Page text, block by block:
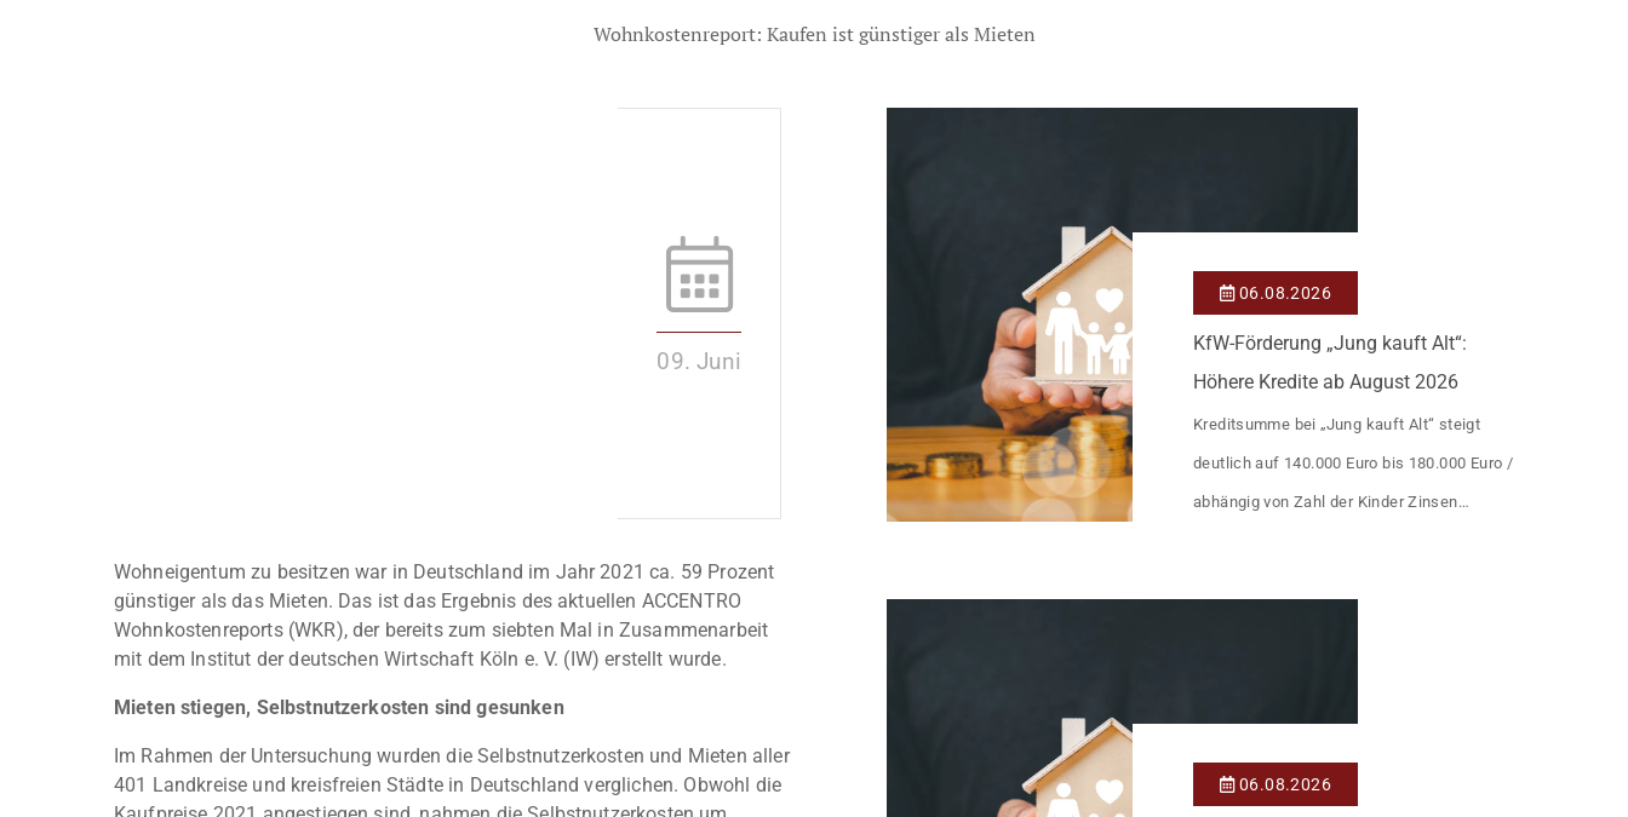
Wohnkostenreport: Kaufen ist günstiger als Mieten
09. Juni
Wohneigentum zu besitzen war in Deutschland im Jahr 2021 ca. 59 Prozent
günstiger als das Mieten. Das ist das Ergebnis des aktuellen ACCENTRO
Wohnkostenreports (WKR), der bereits zum siebten Mal in Zusammenarbeit
mit dem Institut der deutschen Wirtschaft Köln e. V. (IW) erstellt wurde.
Mieten stiegen, Selbstnutzerkosten sind gesunken
Im Rahmen der Untersuchung wurden die Selbstnutzerkosten und Mieten aller
401 Landkreise und kreisfreien Städte in Deutschland verglichen. Obwohl die
06.08.2026
KfW-Förderung „Jung kauft Alt“:
Höhere Kredite ab August 2026
Kreditsumme bei „Jung kauft Alt“ steigt
deutlich auf 140.000 Euro bis 180.000 Euro /
abhängig von Zahl der Kinder Zinsen
Einzelmaßnahmen […]
06.08.2026